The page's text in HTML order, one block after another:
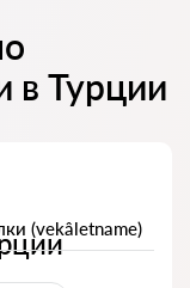
в Турции
(vekâletname)